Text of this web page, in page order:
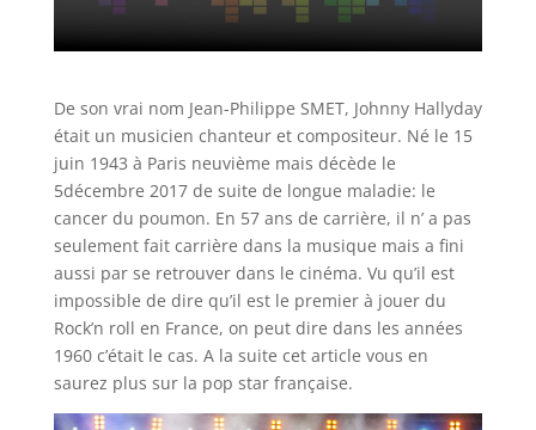
De son vrai nom Jean-Philippe SMET, Johnny Hallyday
était un musicien chanteur et compositeur. Né le 15
juin 1943 à Paris neuvième mais décède le
5décembre 2017 de suite de longue maladie: le
cancer du poumon. En 57 ans de carrière, il n’ a pas
seulement fait carrière dans la musique mais a fini
aussi par se retrouver dans le cinéma. Vu qu’il est
impossible de dire qu’il est le premier à jouer du
Rock’n roll en France, on peut dire dans les années
1960 c’était le cas. A la suite cet article vous en
saurez plus sur la pop star française.